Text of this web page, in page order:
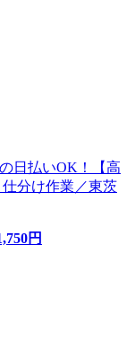
日払いOK！【高
分け作業／東茨
円